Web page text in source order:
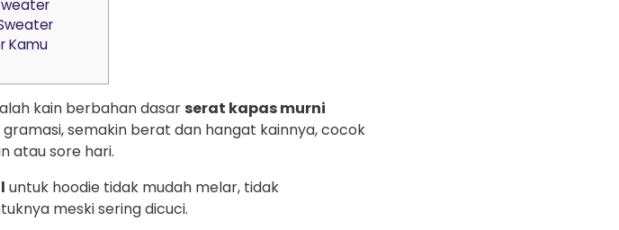
Kamu
kain berbahan dasar serat kapas murni
semakin berat dan hangat kainnya, cocok
atau sore hari.
untuk hoodie tidak mudah melar, tidak
meski sering dicuci.